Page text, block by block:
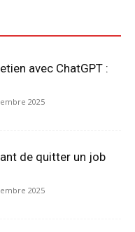
avec ChatGPT :
2025
de quitter un job
2025